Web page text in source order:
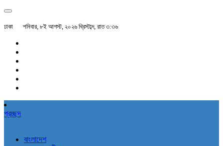
ঢাকা শনিবার, ৮ই আগস্ট, ২০২৬ খ্রিস্টাব্দ, রাত ৩:৩৬
প্রচ্ছদ
বাংলাদেশ